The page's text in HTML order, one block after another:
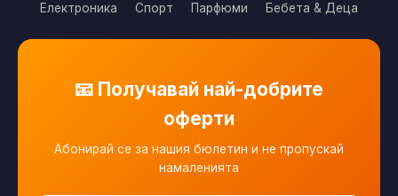
Електроника
Спорт Парфюми Бебета & Деца
📧 Получавай най-добрите
оферти
Абонирай се за нашия бюлетин и не пропускай
намаленията